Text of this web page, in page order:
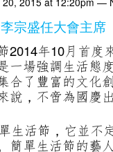
宗盛任大會主席
2014年10月首度
一場強調生活態
合了豐富的文化
說，不啻為國慶
生活節，它並不
簡單生活節的藝